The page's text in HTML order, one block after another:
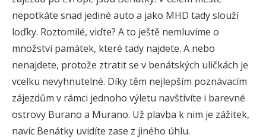
nepotkáte snad jediné auto a jako MHD tady slouží
loďky. Roztomilé, viďte? A to ještě nemluvíme o
množství památek, které tady najdete. A nebo
nenajdete, protože ztratit se v benátských uličkách je
vcelku nevyhnutelné. Díky těm nejlepším poznávacím
zájezdům v rámci jednoho výletu navštívíte i barevné
ostrovy Burano a Murano. Už plavba k nim je zážitek,
navíc Benátky uvidíte zase z jiného úhlu.